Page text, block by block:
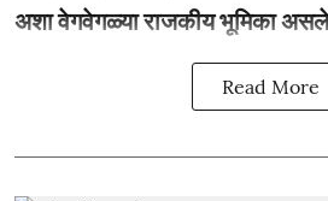
अशा वेगवेगळ्या राजकीय भूमिका
Read More